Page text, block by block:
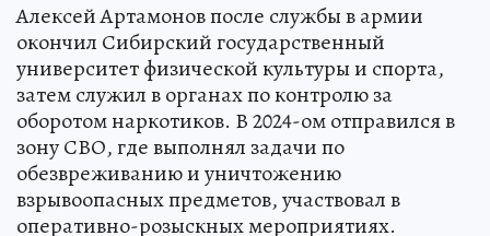
Алексей Артамонов после службы в армии
окончил Сибирский государственный
университет физической культуры и спорта,
затем служил в органах по контролю за
оборотом наркотиков. В 2024-ом отправился в
зону СВО, где выполнял задачи по
обезвреживанию и уничтожению
взрывоопасных предметов, участвовал в
оперативно-розыскных мероприятиях.